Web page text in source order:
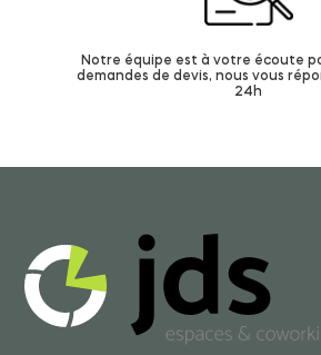
Notre équipe est à votre écoute
demandes de devis, nous vous
24h